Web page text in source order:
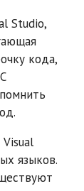
Studio,
кода,
языков.